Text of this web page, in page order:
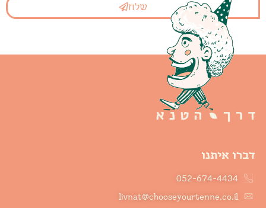
שלח
דברו איתנו
052-674-4434
livnat@chooseyourtenne.co.il